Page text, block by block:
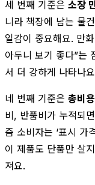
세 번째 기준은 소장
니라 책장에 남는 물
일감이 중요해요. 만
아두니 보기 좋다”는
서 더 강하게 나타나
네 번째 기준은 총비용
비, 반품비가 누적되
즘 소비자는 ‘표시 가
이 제품도 단품만 살
져요.